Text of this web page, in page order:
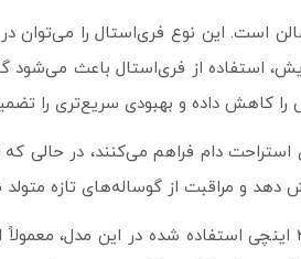
بالای آن با شرایط مختلف سالن است. این نوع
از فری‌استال باعث می‌شود گاو
کاهش داده و بهبودی سریع‌تری را
بیمار، فری‌استال‌های ۲ متری فضای مناسبی برای استراحت دام
و مراقبت از گوساله‌های تازه متولد
از اهمیت بالایی برخوردار است. لوله‌های ۲ اینچی استفاده شده